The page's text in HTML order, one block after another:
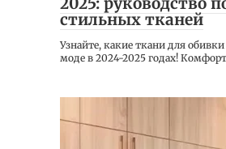
стильных тканей
Узнайте, какие ткани для
моде в 2024-2025 годах!